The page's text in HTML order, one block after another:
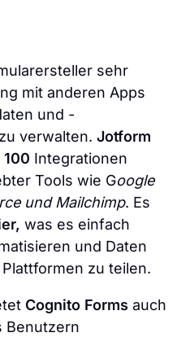
sehr
mit anderen Apps
und -
verwalten. Jotform
100 Integrationen
Tools wie Google
und Mailchimp. Es
was es einfach
und Daten
zu teilen.
Cognito Forms auch
Benutzern